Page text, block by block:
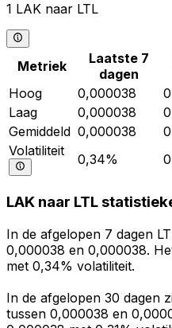
1 LAK naar LTL
Metriek
Laatste 7
dagen
Hoog
0,000038
Laag
0,000038
Gemiddeld 0,000038
Volatiliteit
0,34%
LAK naar LTL
In de afgelopen 7 dagen
0,000038 en 0,000038.
met 0,34% volatiliteit.
In de afgelopen 30 dagen
tussen 0,000038 en